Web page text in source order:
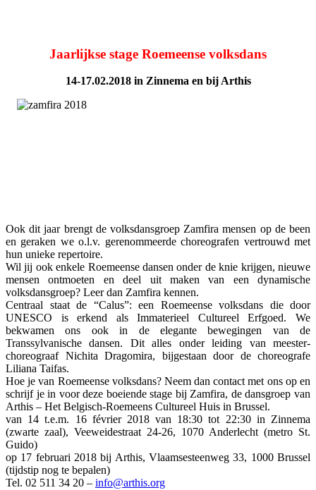
Jaarlijkse stage Roemeense volksdans
14-17.02.2018 in Zinnema en bij Arthis
Ook dit jaar brengt de volksdansgroep Zamfira mensen op de been
en geraken we o.l.v. gerenommeerde choreografen vertrouwd met
hun unieke repertoire.
Wil jij ook enkele Roemeense dansen onder de knie krijgen, nieuwe
mensen ontmoeten en deel uit maken van een dynamische
volksdansgroep? Leer dan Zamfira kennen.
Centraal staat de “Calus”: een Roemeense volksdans die door
UNESCO is erkend als Immaterieel Cultureel Erfgoed. We
bekwamen ons ook in de elegante bewegingen van de
Transsylvanische dansen. Dit alles onder leiding van meester-
choreograaf Nichita Dragomira, bijgestaan door de choreografe
Liliana Taifas.
Hoe je van Roemeense volksdans? Neem dan contact met ons op en
schrijf je in voor deze boeiende stage bij Zamfira, de dansgroep van
Arthis – Het Belgisch-Roemeens Cultureel Huis in Brussel.
van 14 t.e.m. 16 février 2018 van 18:30 tot 22:30 in Zinnema
(zwarte zaal), Veeweidestraat 24-26, 1070 Anderlecht (metro St.
Guido)
op 17 februari 2018 bij Arthis, Vlaamsesteenweg 33, 1000 Brussel
(tijdstip nog te bepalen)
Tel. 02 511 34 20 – info@arthis.org